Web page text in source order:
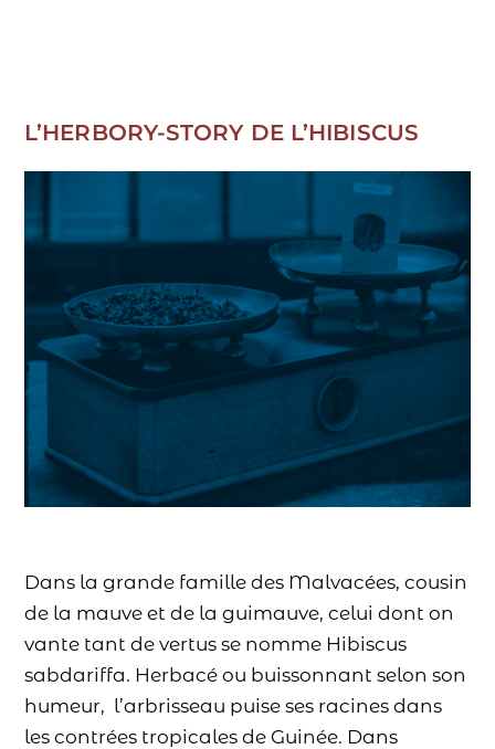
L’HERBORY-STORY DE L’HIBISCUS
Dans la grande famille des Malvacées, cousin
de la mauve et de la guimauve, celui dont on
vante tant de vertus se nomme Hibiscus
sabdariffa. Herbacé ou buissonnant selon son
humeur, l’arbrisseau puise ses racines dans
les contrées tropicales de Guinée. Dans